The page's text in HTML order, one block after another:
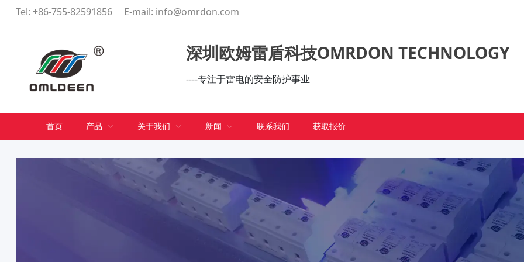
Tel: +86-755-82591856E-mail: info@omrdon.com
深圳欧姆雷盾科技OMRDON TECHNOLOGY
----专注于雷电的安全防护事业
首页 产品 关于我们 新闻 联系我们 获取报价